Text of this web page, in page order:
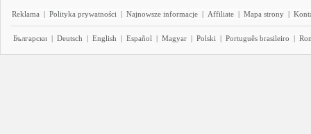
Reklama | Polityka prywatności | Najnowsze informacje | Affiliate | Mapa strony |
Български | Deutsch | English | Español | Magyar | Polski | Português brasileiro |